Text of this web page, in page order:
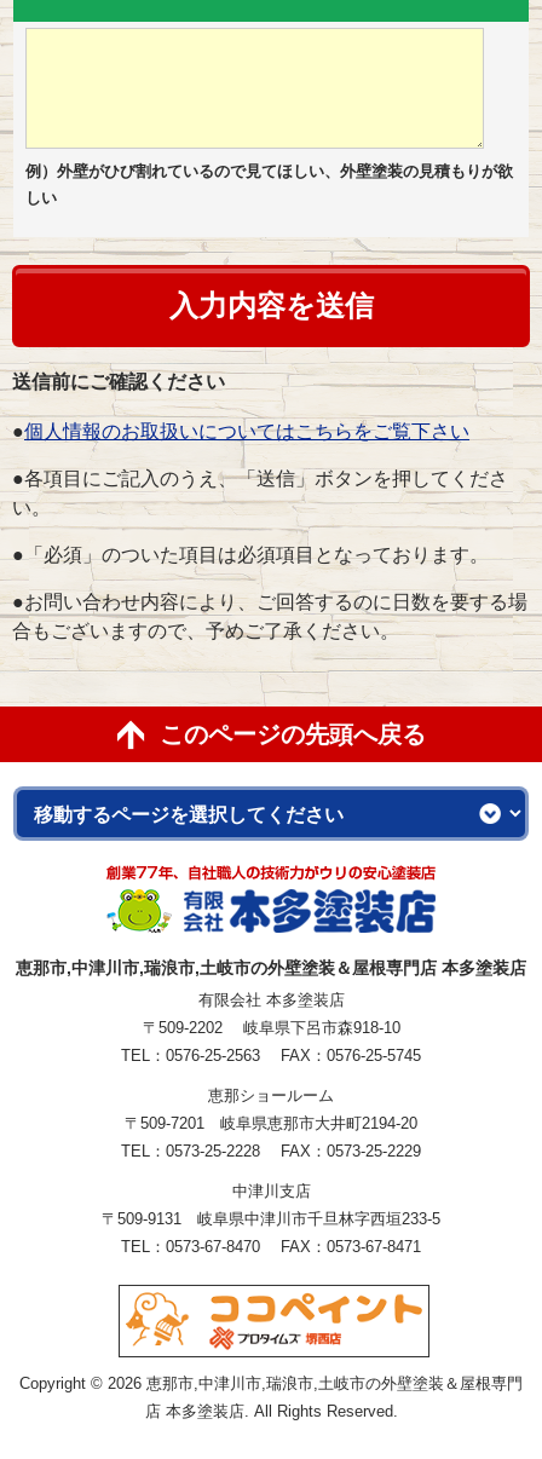
例）外壁がひび割れているので見てほしい、外壁塗装の見積もりが欲
しい
こ
フ
ィ
ー
ド
は
空
の
ま
ま
く
送信前にご確認ください
●個人情報のお取扱いについてはこちらをご覧下さい
●各項目にご記入のうえ、「送信」ボタンを押してくださ
い。
●「必須」のついた項目は必須項目となっております。
●お問い合わせ内容により、ご回答するのに日数を要する場
合もございますので、予めご了承ください。
このページの先頭へ戻る
恵那市,中津川市,瑞浪市,土岐市の外壁塗装＆屋根専門店 本多塗装店
有限会社 本多塗装店
〒509-2202 岐阜県下呂市森918-10
TEL：0576-25-2563 FAX：0576-25-5745
恵那ショールーム
〒509-7201 岐阜県恵那市大井町2194-20
TEL：0573-25-2228 FAX：0573-25-2229
中津川支店
〒509-9131 岐阜県中津川市千旦林字西垣233-5
TEL：0573-67-8470 FAX：0573-67-8471
Copyright © 2026 恵那市,中津川市,瑞浪市,土岐市の外壁塗装＆屋根専門
店 本多塗装店. All Rights Reserved.